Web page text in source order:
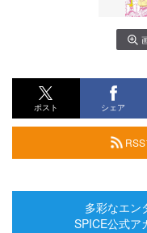
ポスト シェア
RSS
多彩なエン
SPICE公式ア